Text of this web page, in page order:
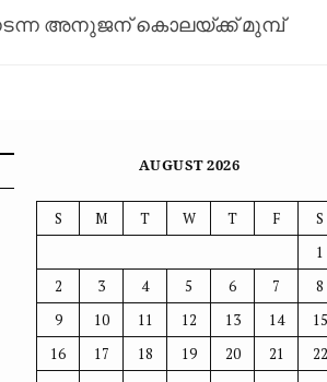
അനുജന് കൊലയ്ക്ക് മുമ്പ്
AUGUST 2026
S M T W T F
S
1
2
3 4 5 6 7
8
9
10 11 12 13 14
15
16
17 18 19 20 21
22